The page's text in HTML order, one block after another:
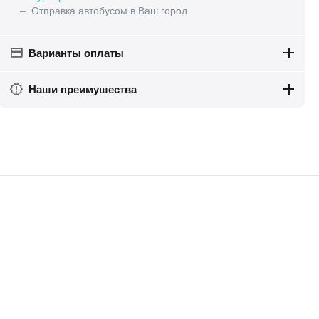
– Отправка автобусом в Ваш город
Варианты оплаты
Наши преимушества